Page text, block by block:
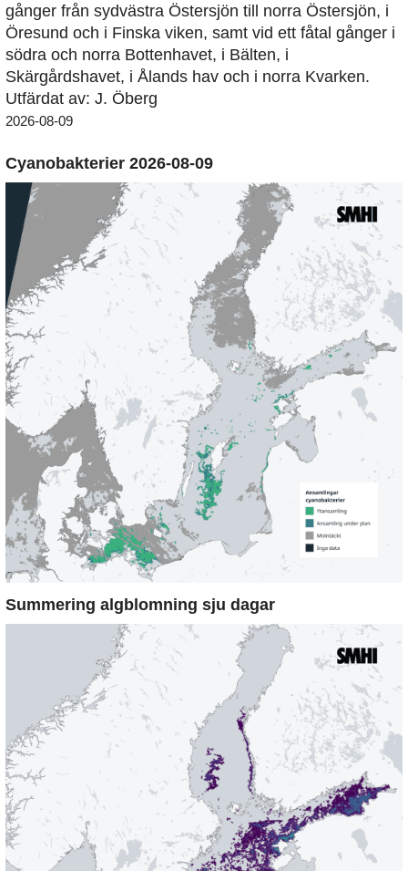
gånger från sydvästra Östersjön till norra Östersjön, i
Öresund och i Finska viken, samt vid ett fåtal gånger i
södra och norra Bottenhavet, i Bälten, i
Skärgårdshavet, i Ålands hav och i norra Kvarken.
Utfärdat av: J. Öberg
2026-08-09
Cyanobakterier 2026-08-09
Summering algblomning sju dagar